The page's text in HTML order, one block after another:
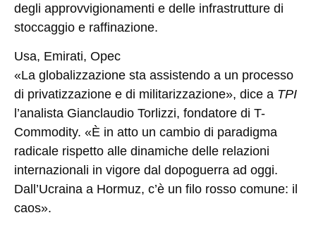
degli approvvigionamenti e delle infrastrutture di
stoccaggio e raffinazione.
Usa, Emirati, Opec
«La globalizzazione sta assistendo a un processo
di privatizzazione e di militarizzazione», dice a TPI
l’analista Gianclaudio Torlizzi, fondatore di T-
Commodity. «È in atto un cambio di paradigma
radicale rispetto alle dinamiche delle relazioni
internazionali in vigore dal dopoguerra ad oggi.
Dall’Ucraina a Hormuz, c’è un filo rosso comune: il
caos».